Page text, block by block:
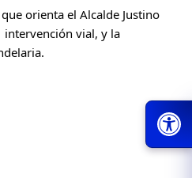
orienta el Alcalde Justino
intervención vial, y la